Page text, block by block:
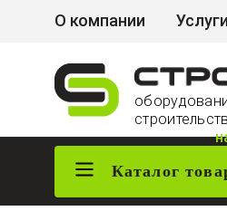
О компании Услуги
Каталог